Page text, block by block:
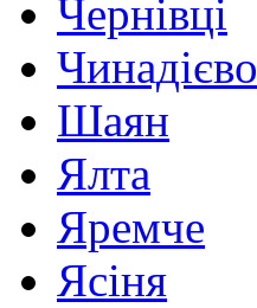
Чернівці
Чинадієво
Шаян
Ялта
Яремче
Ясіня